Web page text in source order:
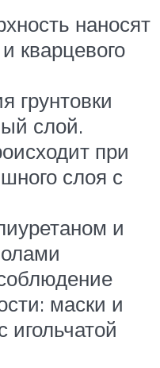
наносят
кварцевого
грунтовки
слой.
при
слоя с
и
маски и
игольчатой